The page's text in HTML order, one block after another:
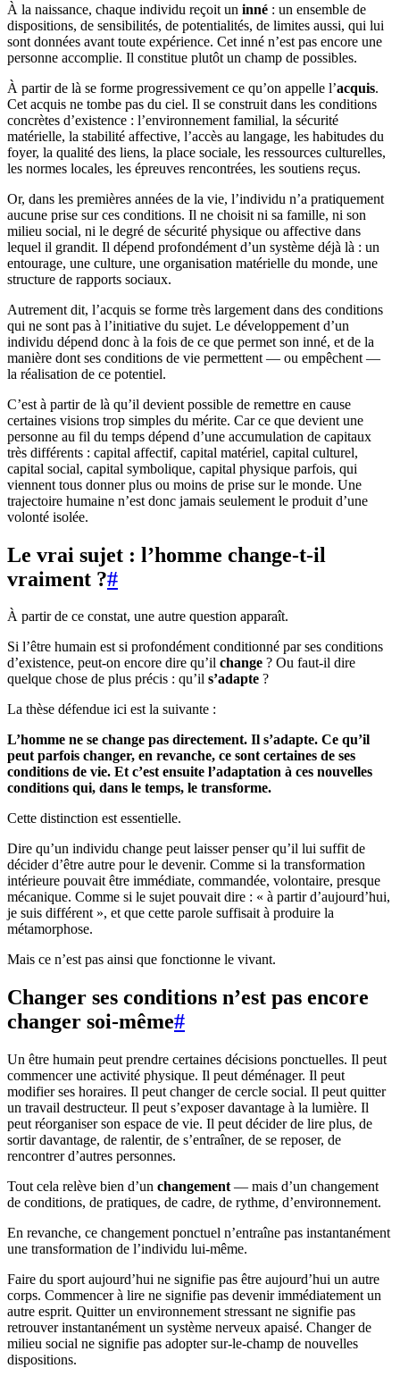
À la naissance, chaque individu reçoit un inné : un ensemble de
dispositions, de sensibilités, de potentialités, de limites aussi, qui lui
sont données avant toute expérience. Cet inné n’est pas encore une
personne accomplie. Il constitue plutôt un champ de possibles.
À partir de là se forme progressivement ce qu’on appelle l’acquis.
Cet acquis ne tombe pas du ciel. Il se construit dans les conditions
concrètes d’existence : l’environnement familial, la sécurité
matérielle, la stabilité affective, l’accès au langage, les habitudes du
foyer, la qualité des liens, la place sociale, les ressources culturelles,
les normes locales, les épreuves rencontrées, les soutiens reçus.
Or, dans les premières années de la vie, l’individu n’a pratiquement
aucune prise sur ces conditions. Il ne choisit ni sa famille, ni son
milieu social, ni le degré de sécurité physique ou affective dans
lequel il grandit. Il dépend profondément d’un système déjà là : un
entourage, une culture, une organisation matérielle du monde, une
structure de rapports sociaux.
Autrement dit, l’acquis se forme très largement dans des conditions
qui ne sont pas à l’initiative du sujet. Le développement d’un
individu dépend donc à la fois de ce que permet son inné, et de la
manière dont ses conditions de vie permettent — ou empêchent —
la réalisation de ce potentiel.
C’est à partir de là qu’il devient possible de remettre en cause
certaines visions trop simples du mérite. Car ce que devient une
personne au fil du temps dépend d’une accumulation de capitaux
très différents : capital affectif, capital matériel, capital culturel,
capital social, capital symbolique, capital physique parfois, qui
viennent tous donner plus ou moins de prise sur le monde. Une
trajectoire humaine n’est donc jamais seulement le produit d’une
volonté isolée.
Le vrai sujet : l’homme change-t-il
vraiment ?#
À partir de ce constat, une autre question apparaît.
Si l’être humain est si profondément conditionné par ses conditions
d’existence, peut-on encore dire qu’il change ? Ou faut-il dire
quelque chose de plus précis : qu’il s’adapte ?
La thèse défendue ici est la suivante :
L’homme ne se change pas directement. Il s’adapte. Ce qu’il
peut parfois changer, en revanche, ce sont certaines de ses
conditions de vie. Et c’est ensuite l’adaptation à ces nouvelles
conditions qui, dans le temps, le transforme.
Cette distinction est essentielle.
Dire qu’un individu change peut laisser penser qu’il lui suffit de
décider d’être autre pour le devenir. Comme si la transformation
intérieure pouvait être immédiate, commandée, volontaire, presque
mécanique. Comme si le sujet pouvait dire : « à partir d’aujourd’hui,
je suis différent », et que cette parole suffisait à produire la
métamorphose.
Mais ce n’est pas ainsi que fonctionne le vivant.
Changer ses conditions n’est pas encore
changer soi-même#
Un être humain peut prendre certaines décisions ponctuelles. Il peut
commencer une activité physique. Il peut déménager. Il peut
modifier ses horaires. Il peut changer de cercle social. Il peut quitter
un travail destructeur. Il peut s’exposer davantage à la lumière. Il
peut réorganiser son espace de vie. Il peut décider de lire plus, de
sortir davantage, de ralentir, de s’entraîner, de se reposer, de
rencontrer d’autres personnes.
Tout cela relève bien d’un changement — mais d’un changement
de conditions, de pratiques, de cadre, de rythme, d’environnement.
En revanche, ce changement ponctuel n’entraîne pas instantanément
une transformation de l’individu lui-même.
Faire du sport aujourd’hui ne signifie pas être aujourd’hui un autre
corps. Commencer à lire ne signifie pas devenir immédiatement un
autre esprit. Quitter un environnement stressant ne signifie pas
retrouver instantanément un système nerveux apaisé. Changer de
milieu social ne signifie pas adopter sur-le-champ de nouvelles
dispositions.